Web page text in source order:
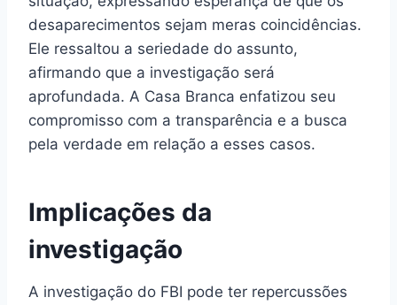
desaparecimentos sejam meras coincidências.
Ele ressaltou a seriedade do assunto,
afirmando que a investigação será
aprofundada. A Casa Branca enfatizou seu
compromisso com a transparência e a busca
pela verdade em relação a esses casos.
Implicações da
investigação
A investigação do FBI pode ter repercussões